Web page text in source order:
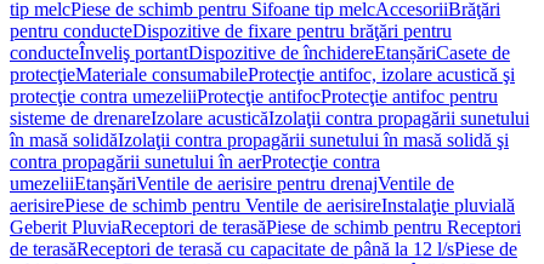
tip melcPiese de schimb pentru Sifoane tip melcAccesoriiBrăţări
pentru conducteDispozitive de fixare pentru brăţări pentru
conducteÎnveliş portantDispozitive de închidereEtanșăriCasete de
protecţieMateriale consumabileProtecţie antifoc, izolare acustică şi
protecţie contra umezeliiProtecţie antifocProtecţie antifoc pentru
sisteme de drenareIzolare acusticăIzolaţii contra propagării sunetului
în masă solidăIzolaţii contra propagării sunetului în masă solidă şi
contra propagării sunetului în aerProtecţie contra
umezeliiEtanşăriVentile de aerisire pentru drenajVentile de
aerisirePiese de schimb pentru Ventile de aerisireInstalaţie pluvială
Geberit PluviaReceptori de terasăPiese de schimb pentru Receptori
de terasăReceptori de terasă cu capacitate de până la 12 l/sPiese de